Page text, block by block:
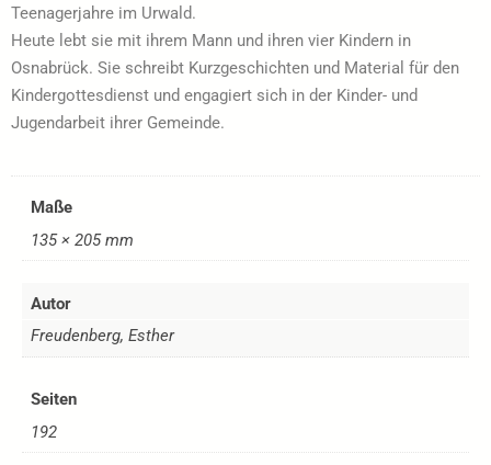
Teenagerjahre im Urwald.
Heute lebt sie mit ihrem Mann und ihren vier Kindern in
Osnabrück. Sie schreibt Kurzgeschichten und Material für den
Kindergottesdienst und engagiert sich in der Kinder- und
Jugendarbeit ihrer Gemeinde.
Maße
135 × 205 mm
Autor
Freudenberg, Esther
Seiten
192